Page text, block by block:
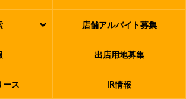
店舗アルバイト募集
出店用地募集
ース IR情報